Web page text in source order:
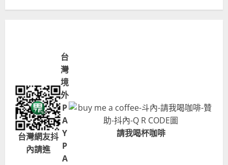
台灣網友抖
內請進
台
灣
境
外
P
A
Y
P
A
請我喝杯咖啡